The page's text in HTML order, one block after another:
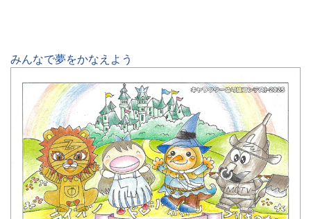
みんなで夢をかなえよう